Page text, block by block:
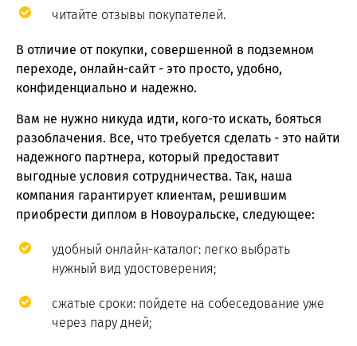
читайте отзывы покупателей.
В отличие от покупки, совершенной в подземном
переходе, онлайн-сайт - это просто, удобно,
конфиденциально и надежно.
Вам не нужно никуда идти, кого-то искать, бояться
разоблачения. Все, что требуется сделать - это найти
надежного партнера, который предоставит
выгодные условия сотрудничества. Так, наша
компания гарантирует клиентам, решившим
приобрести диплом в Новоуральске, следующее:
удобный онлайн-каталог: легко выбрать
нужный вид удостоверения;
сжатые сроки: пойдете на собеседование уже
через пару дней;